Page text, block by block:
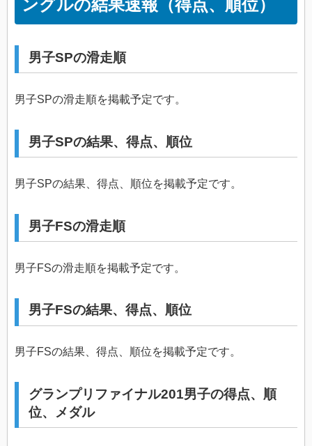
ングルの結果速報（得点、順位）
男子SPの滑走順
男子SPの滑走順を掲載予定です。
男子SPの結果、得点、順位
男子SPの結果、得点、順位を掲載予定です。
男子FSの滑走順
男子FSの滑走順を掲載予定です。
男子FSの結果、得点、順位
男子FSの結果、得点、順位を掲載予定です。
グランプリファイナル201男子の得点、順
位、メダル